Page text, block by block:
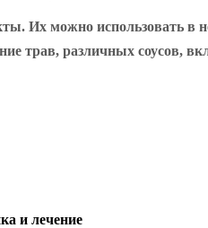
Их можно использовать
трав, различных
и лечение